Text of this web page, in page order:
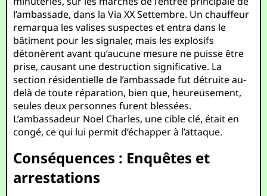
l’ambassade, dans la Via XX Settembre. Un chauffeur
remarqua les valises suspectes et entra dans le
bâtiment pour les signaler, mais les explosifs
détonèrent avant qu’aucune mesure ne puisse être
prise, causant une destruction significative. La
section résidentielle de l’ambassade fut détruite au-
delà de toute réparation, bien que, heureusement,
seules deux personnes furent blessées.
L’ambassadeur Noel Charles, une cible clé, était en
congé, ce qui lui permit d’échapper à l’attaque.
Conséquences : Enquêtes et
arrestations